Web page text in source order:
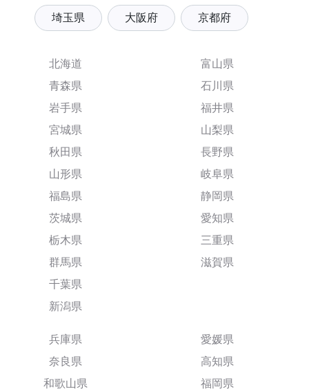
埼玉県 大阪府 京都府
北海道
青森県
岩手県
宮城県
秋田県
山形県
福島県
茨城県
栃木県
群馬県
千葉県
新潟県
富山県
石川県
福井県
山梨県
長野県
岐阜県
静岡県
愛知県
三重県
滋賀県
兵庫県
奈良県
和歌山県
愛媛県
高知県
福岡県